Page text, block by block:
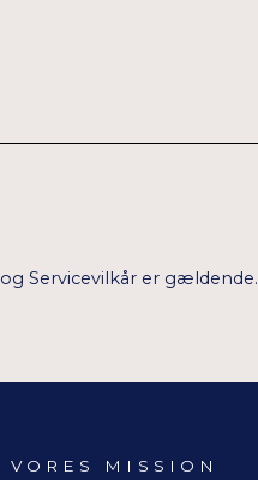
og Servicevilkår er gældende.
VORES MISSION